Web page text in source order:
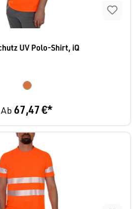
UV Polo-Shirt, iQ
Ab 67,47 €*